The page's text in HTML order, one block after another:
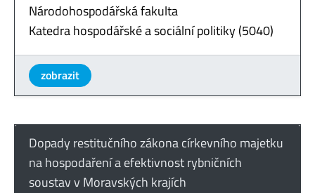
Národohospodářská fakulta
Katedra hospodářské a sociální politiky (5040)
zobrazit
Dopady restitučního zákona církevního majetku
na hospodaření a efektivnost rybničních
soustav v Moravských krajích